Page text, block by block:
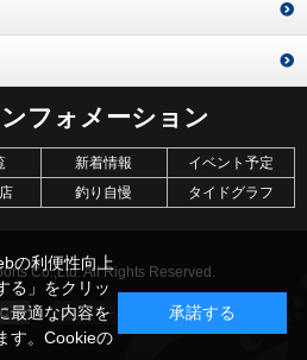
フォメーション
新着情報
イベント予定
釣り自慢
タイドグラフ
Co.,Ltd. All Rights Reserved.
の利便性向上
る」をクリッ
最適な内容を
す。Cookieの
承諾する